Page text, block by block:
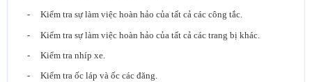
- Kiểm tra sự làm việc hoàn hảo của tất cả các công tắc.
- Kiểm tra sự làm việc hoàn hảo của tất cả các trang bị khác.
- Kiểm tra nhíp xe.
- Kiểm tra ốc láp và ốc các đăng.